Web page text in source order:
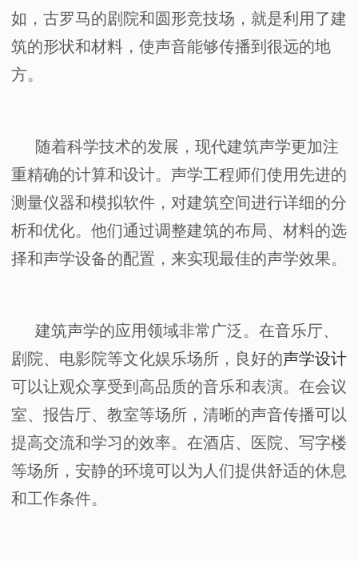
如，古罗马的剧院和圆形竞技场，就是利用了建
筑的形状和材料，使声音能够传播到很远的地
方。
随着科学技术的发展，现代建筑声学更加注
重精确的计算和设计。声学工程师们使用先进的
测量仪器和模拟软件，对建筑空间进行详细的分
析和优化。他们通过调整建筑的布局、材料的选
择和声学设备的配置，来实现最佳的声学效果。
建筑声学的应用领域非常广泛。在音乐厅、
剧院、电影院等文化娱乐场所，良好的声学设计
可以让观众享受到高品质的音乐和表演。在会议
室、报告厅、教室等场所，清晰的声音传播可以
提高交流和学习的效率。在酒店、医院、写字楼
等场所，安静的环境可以为人们提供舒适的休息
和工作条件。